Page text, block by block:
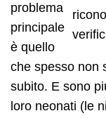
problema
principale
è quello
che spesso non
subito. E sono
loro neonati (le